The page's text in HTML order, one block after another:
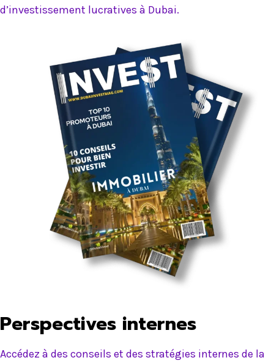
d’investissement lucratives à Dubai.
Perspectives internes
Accédez à des conseils et des stratégies internes de la